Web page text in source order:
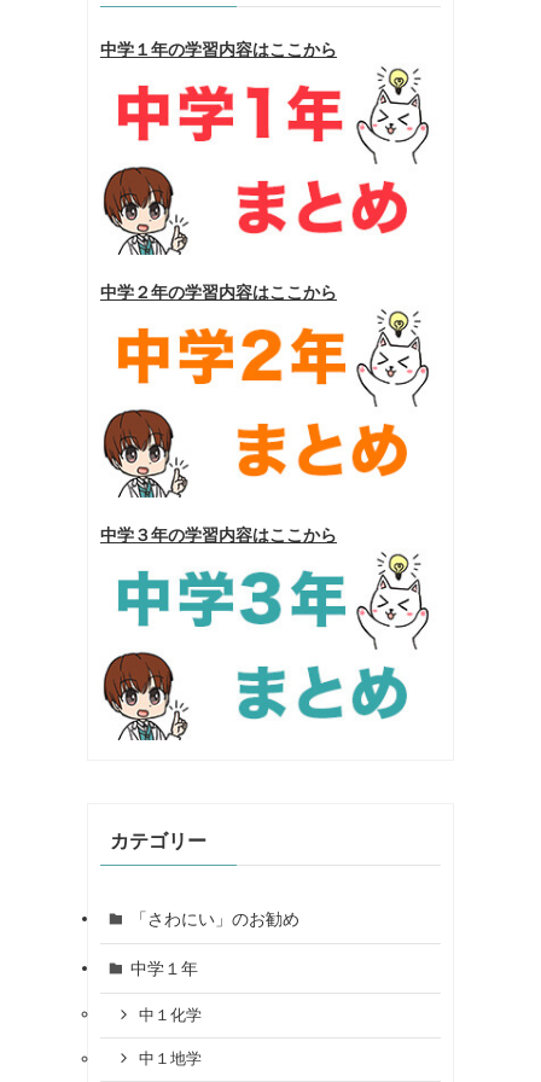
中学１年の学習内容はここから
中学２年の学習内容はここから
中学３年の学習内容はここから
カテゴリー
「さわにい」のお勧め
中学１年
中１化学
中１地学